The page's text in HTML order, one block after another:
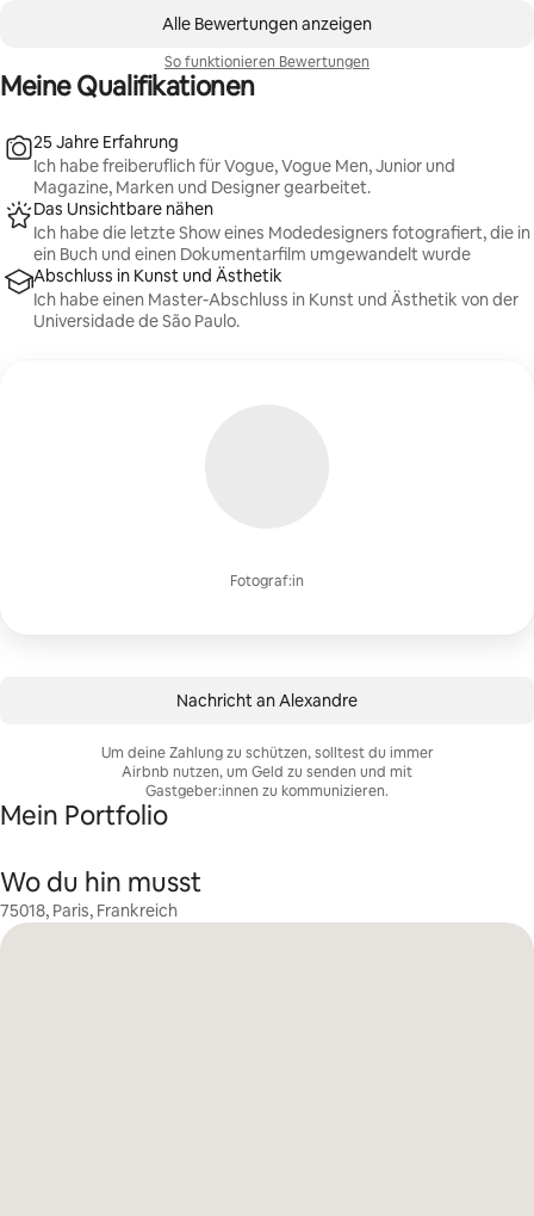
Alle Bewertungen anzeigen
So funktionieren Bewertungen
Meine Qualifikationen
Fotograf:in
25 Jahre Erfahrung
Ich habe freiberuflich für Vogue, Vogue Men, Junior und
Magazine, Marken und Designer gearbeitet.
Das Unsichtbare nähen
Ich habe die letzte Show eines Modedesigners fotografiert, die in
ein Buch und einen Dokumentarfilm umgewandelt wurde
Abschluss in Kunst und Ästhetik
Ich habe einen Master-Abschluss in Kunst und Ästhetik von der
Universidade de São Paulo.
Nachricht an Alexandre
Um deine Zahlung zu schützen, solltest du immer
Airbnb nutzen, um Geld zu senden und mit
Gastgeber:innen zu kommunizieren.
Mein Portfolio
Wo du hin musst
75018, Paris, Frankreich